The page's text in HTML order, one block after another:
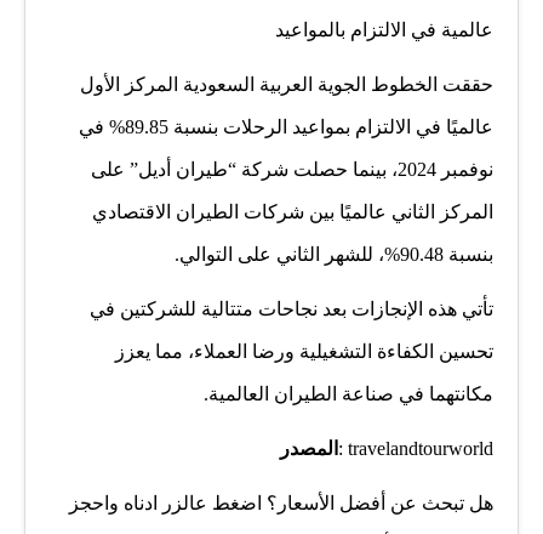
عالمية في الالتزام بالمواعيد
حققت الخطوط الجوية العربية السعودية المركز الأول
عالميًا في الالتزام بمواعيد الرحلات بنسبة 89.85% في
نوفمبر 2024، بينما حصلت شركة “طيران أديل” على
المركز الثاني عالميًا بين شركات الطيران الاقتصادي
بنسبة 90.48%، للشهر الثاني على التوالي.
تأتي هذه الإنجازات بعد نجاحات متتالية للشركتين في
تحسين الكفاءة التشغيلية ورضا العملاء، مما يعزز
مكانتهما في صناعة الطيران العالمية.
travelandtourworld : المصدر
هل تبحث عن أفضل الأسعار؟ اضغط عالزر ادناه واحجز